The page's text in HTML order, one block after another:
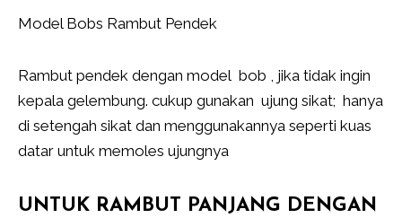
Model Bobs Rambut Pendek
Rambut pendek dengan model bob , jika tidak ingin
kepala gelembung. cukup gunakan ujung sikat; hanya
di setengah sikat dan menggunakannya seperti kuas
datar untuk memoles ujungnya
UNTUK RAMBUT PANJANG DENGAN